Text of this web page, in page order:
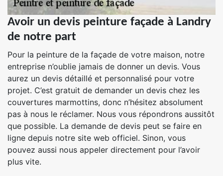
Avoir un devis peinture façade à Landry
de notre part
Pour la peinture de la façade de votre maison, notre
entreprise n’oublie jamais de donner un devis. Vous
aurez un devis détaillé et personnalisé pour votre
projet. C’est gratuit de demander un devis chez les
couvertures marmottins, donc n’hésitez absolument
pas à nous le réclamer. Nous vous répondrons aussitôt
que possible. La demande de devis peut se faire en
ligne depuis notre site web officiel. Sinon, vous
pouvez aussi nous appeler directement pour l’avoir
plus vite.